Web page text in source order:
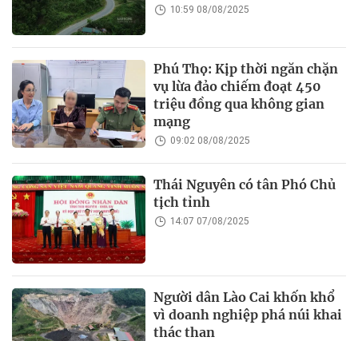
10:59 08/08/2025
Phú Thọ: Kịp thời ngăn chặn
vụ lừa đảo chiếm đoạt 450
triệu đồng qua không gian
mạng
09:02 08/08/2025
Thái Nguyên có tân Phó Chủ
tịch tỉnh
14:07 07/08/2025
Người dân Lào Cai khốn khổ
vì doanh nghiệp phá núi khai
thác than